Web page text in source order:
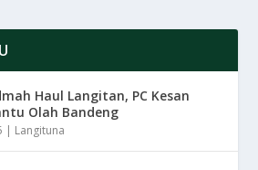
Haul Langitan, PC Kesan
Olah Bandeng
| Langituna